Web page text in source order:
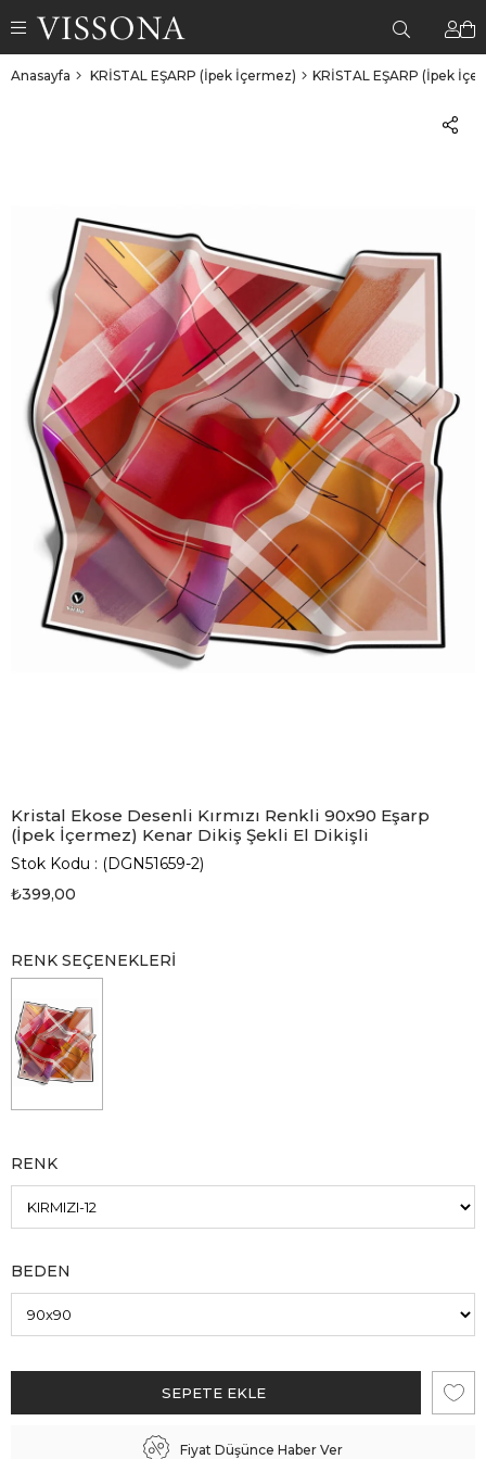
Anasayfa KRİSTAL EŞARP (İpek İçermez) KRİSTAL EŞARP (İpek
Kristal Ekose Desenli Kırmızı Renkli 90x90 Eşarp
(İpek İçermez) Kenar Dikiş Şekli El Dikişli
Stok Kodu
(DGN51659-2)
₺399,00
RENK SEÇENEKLERI
RENK
BEDEN
Fiyat Düşünce Haber Ver